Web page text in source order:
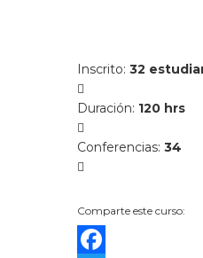
Inscrito: 32
Duración: 120 hrs
Conferencias: 34
Comparte este curso: